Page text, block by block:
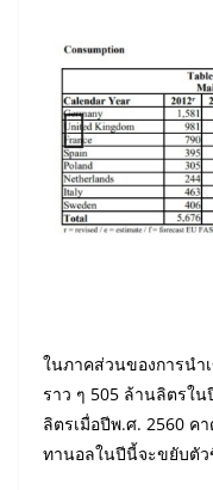
Previ
ous
ในภาคส่วนของการนำ
ราว ๆ 505 ล้านลิตรใ
ลิตรเมื่อปีพ.ศ. 2560 ค
ทานอลในปีนี้จะขยับตั